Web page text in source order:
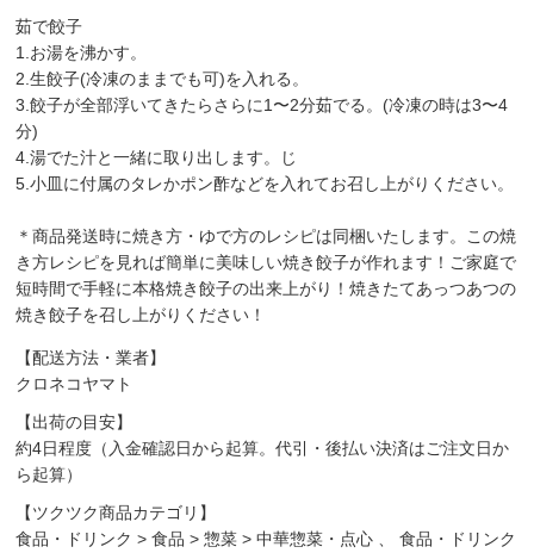
茹で餃子
1.お湯を沸かす。
2.生餃子(冷凍のままでも可)を入れる。
3.餃子が全部浮いてきたらさらに1〜2分茹でる。(冷凍の時は3〜4
分)
4.湯でた汁と一緒に取り出します。じ
5.小皿に付属のタレかポン酢などを入れてお召し上がりください。
＊商品発送時に焼き方・ゆで方のレシピは同梱いたします。この焼
き方レシピを見れば簡単に美味しい焼き餃子が作れます！ご家庭で
短時間で手軽に本格焼き餃子の出来上がり！焼きたてあっつあつの
焼き餃子を召し上がりください！
【配送方法・業者】
クロネコヤマト
【出荷の目安】
約4日程度（入金確認日から起算。代引・後払い決済はご注文日か
ら起算）
【ツクツク商品カテゴリ】
食品・ドリンク >食品 >惣菜 >中華惣菜・点心 、食品・ドリンク